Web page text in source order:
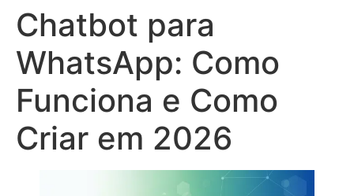
Chatbot para
WhatsApp: Como
Funciona e Como
Criar em 2026